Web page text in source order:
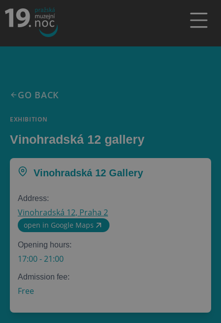
GO BACK
EXHIBITION
Vinohradská 12 gallery
Vinohradská 12 Gallery
Address:
Vinohradská 12, Praha 2
open in Google Maps
Opening hours:
17:00-21:00
Admission fee:
Free